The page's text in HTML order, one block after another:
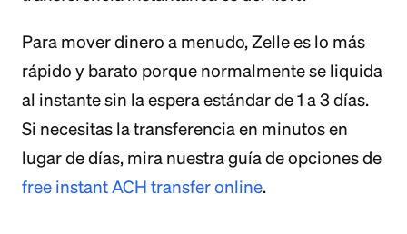
Para mover dinero a menudo, Zelle es lo más
rápido y barato porque normalmente se liquida
al instante sin la espera estándar de 1 a 3 días.
Si necesitas la transferencia en minutos en
lugar de días, mira nuestra guía de opciones de
free instant ACH transfer online.